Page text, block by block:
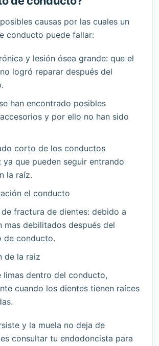
causas por las cuales un
conducto puede fallar:
y lesión ósea grande: que el
logró reparar después del
han encontrado posibles
y por ello no han sido
corto de los conductos
ya que pueden seguir entrando
la raíz.
el conducto
fractura de dientes: debido a
mas debilitados después del
de conducto.
de la raiz
limas dentro del conducto,
cuando los dientes tienen raíces
y la muela no deja de
consultar tu endodoncista para